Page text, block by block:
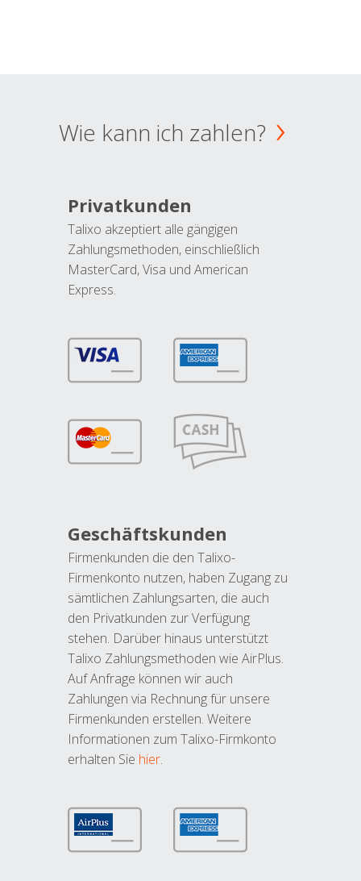
Wie kann ich zahlen?
Privatkunden
Talixo akzeptiert alle gängigen
Zahlungsmethoden, einschließlich
MasterCard, Visa und American
Express.
Geschäftskunden
Firmenkunden die den Talixo-
Firmenkonto nutzen, haben Zugang zu
sämtlichen Zahlungsarten, die auch
den Privatkunden zur Verfügung
stehen. Darüber hinaus unterstützt
Talixo Zahlungsmethoden wie AirPlus.
Auf Anfrage können wir auch
Zahlungen via Rechnung für unsere
Firmenkunden erstellen. Weitere
Informationen zum Talixo-Firmkonto
erhalten Sie hier.